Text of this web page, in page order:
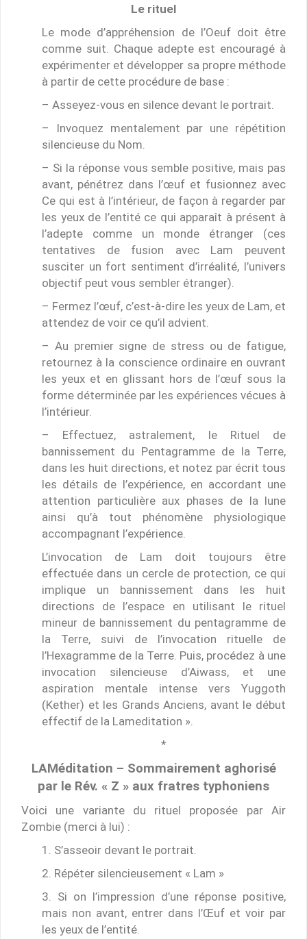
Le rituel
Le mode d’appréhension de l’Oeuf doit être
comme suit. Chaque adepte est encouragé à
expérimenter et développer sa propre méthode
à partir de cette procédure de base :
– Asseyez-vous en silence devant le portrait.
– Invoquez mentalement par une répétition
silencieuse du Nom.
– Si la réponse vous semble positive, mais pas
avant, pénétrez dans l’œuf et fusionnez avec
Ce qui est à l’intérieur, de façon à regarder par
les yeux de l’entité ce qui apparaît à présent à
l’adepte comme un monde étranger (ces
tentatives de fusion avec Lam peuvent
susciter un fort sentiment d’irréalité, l’univers
objectif peut vous sembler étranger).
– Fermez l’œuf, c’est-à-dire les yeux de Lam, et
attendez de voir ce qu’il advient.
– Au premier signe de stress ou de fatigue,
retournez à la conscience ordinaire en ouvrant
les yeux et en glissant hors de l’œuf sous la
forme déterminée par les expériences vécues à
l’intérieur.
– Effectuez, astralement, le Rituel de
bannissement du Pentagramme de la Terre,
dans les huit directions, et notez par écrit tous
les détails de l’expérience, en accordant une
attention particulière aux phases de la lune
ainsi qu’à tout phénomène physiologique
accompagnant l’expérience.
L’invocation de Lam doit toujours être
effectuée dans un cercle de protection, ce qui
implique un bannissement dans les huit
directions de l’espace en utilisant le rituel
mineur de bannissement du pentagramme de
la Terre, suivi de l’invocation rituelle de
l’Hexagramme de la Terre. Puis, procédez à une
invocation silencieuse d’Aiwass, et une
aspiration mentale intense vers Yuggoth
(Kether) et les Grands Anciens, avant le début
effectif de la Lameditation ».
*
LAMéditation – Sommairement aghorisé
par le Rév. « Z » aux fratres typhoniens
Voici une variante du rituel proposée par Air
Zombie (merci à lui) :
1. S’asseoir devant le portrait.
2. Répéter silencieusement « Lam »
3. Si on l’impression d’une réponse positive,
mais non avant, entrer dans l’Œuf et voir par
les yeux de l’entité.